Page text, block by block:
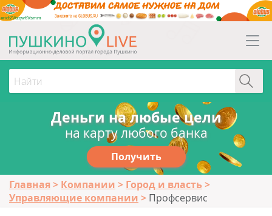
erid:2Vtzqw6Vsmm
Деньги на любые цели
на карту любого банка
Получить
Главная Компании
Город и власть
Управляющие компании
Профсервис